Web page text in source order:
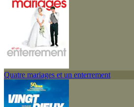
Quatre mariages et un enterrement